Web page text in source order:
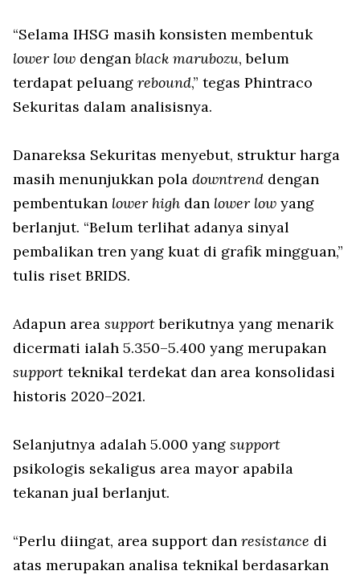
“Selama IHSG masih konsisten membentuk
lower low dengan black marubozu, belum
terdapat peluang rebound,” tegas Phintraco
Sekuritas dalam analisisnya.
Danareksa Sekuritas menyebut, struktur harga
masih menunjukkan pola downtrend dengan
pembentukan lower high dan lower low yang
berlanjut. “Belum terlihat adanya sinyal
pembalikan tren yang kuat di grafik mingguan,”
tulis riset BRIDS.
Adapun area supportberikutnya yang menarik
dicermati ialah 5.350–5.400 yang merupakan
support teknikal terdekat dan area konsolidasi
historis 2020–2021.
Selanjutnya adalah 5.000 yang support
psikologis sekaligus area mayor apabila
tekanan jual berlanjut.
“Perlu diingat, area support dan resistance di
atas merupakan analisa teknikal berdasarkan